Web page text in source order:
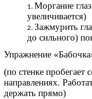
Моргание
увеличивается)
Зажмурить
до сильного)
Упражнение
(по стенке пробегает
направлениях.
держать прямо)